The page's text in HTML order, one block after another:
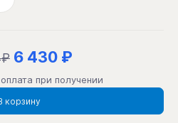
6 430 ₽
при получении
корзину